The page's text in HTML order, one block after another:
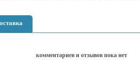
комментариев и отзывов пока нет